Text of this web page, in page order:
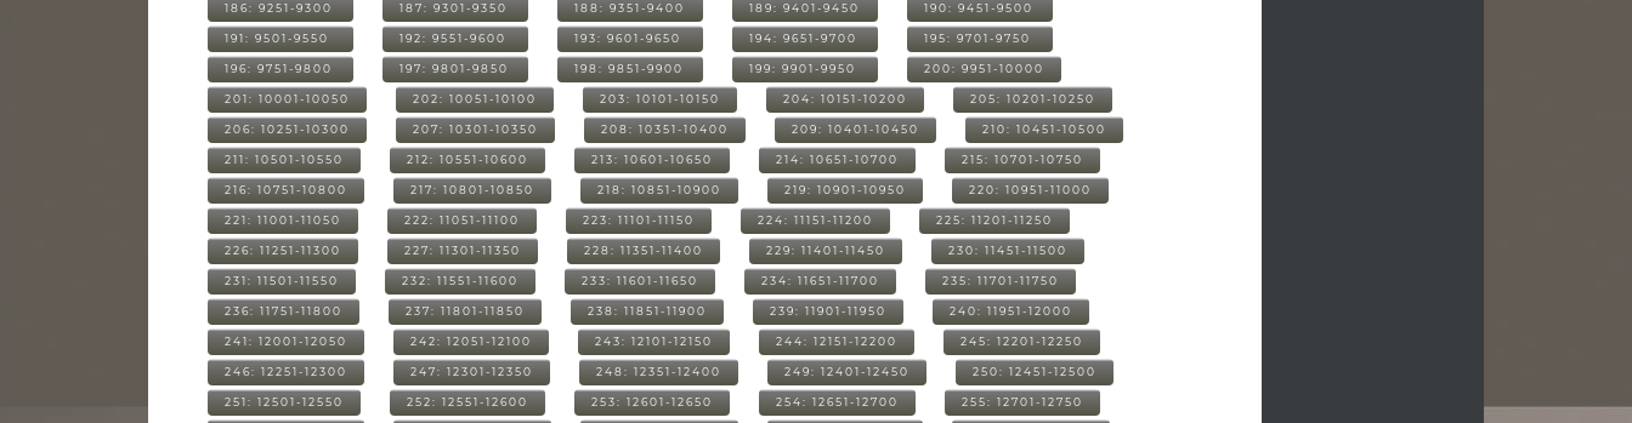
186: 9251-9300 187: 9301-9350 188: 9351-9400 189: 9401-9450 190: 9451-9500
191: 9501-9550 192: 9551-9600 193: 9601-9650 194: 9651-9700 195: 9701-9750
196: 9751-9800 197: 9801-9850 198: 9851-9900 199: 9901-9950 200: 9951-10000
201: 10001-10050 202: 10051-10100 203: 10101-10150 204: 10151-10200 205: 10201-10250
206: 10251-10300 207: 10301-10350 208: 10351-10400 209: 10401-10450 210: 10451-10500
211: 10501-10550 212: 10551-10600 213: 10601-10650 214: 10651-10700 215: 10701-10750
216: 10751-10800 217: 10801-10850 218: 10851-10900 219: 10901-10950 220: 10951-11000
221: 11001-11050 222: 11051-11100 223: 11101-11150 224: 11151-11200 225: 11201-11250
226: 11251-11300 227: 11301-11350 228: 11351-11400 229: 11401-11450 230: 11451-11500
231: 11501-11550 232: 11551-11600 233: 11601-11650 234: 11651-11700 235: 11701-11750
236: 11751-11800 237: 11801-11850 238: 11851-11900 239: 11901-11950 240: 11951-12000
241: 12001-12050 242: 12051-12100 243: 12101-12150 244: 12151-12200 245: 12201-12250
246: 12251-12300 247: 12301-12350 248: 12351-12400 249: 12401-12450 250: 12451-12500
251: 12501-12550 252: 12551-12600 253: 12601-12650 254: 12651-12700 255: 12701-12750